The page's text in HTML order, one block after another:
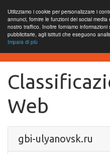
Utilizziamo i cookie per personalizzare i
annunci, fornire le funzioni dei social media
nostro traffico. Inoltre forniamo
pubblicitarie, agli istituti che eseguono
Impara di più
SEO Analytics
Web
gbi-ulyanovsk.ru